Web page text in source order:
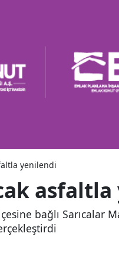
yenilendi
bağlı Sarıcalar